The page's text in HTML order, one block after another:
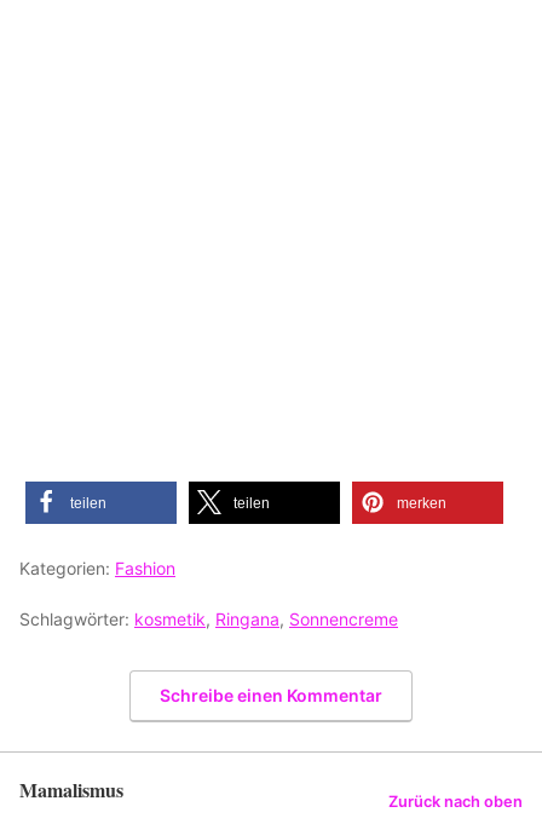
teilen teilen merken
Kategorien: Fashion
Schlagwörter: kosmetik, Ringana, Sonnencreme
Schreibe einen Kommentar
Mamalismus Zurück nach oben